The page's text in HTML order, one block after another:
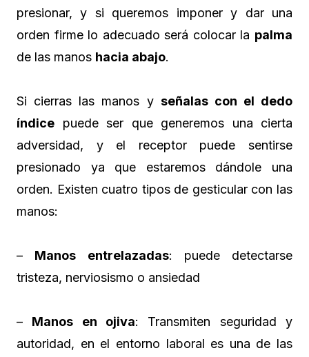
presionar, y si queremos imponer y dar una
orden firme lo adecuado será colocar la palma
de las manos hacia abajo.
Si cierras las manos y señalas con el dedo
índice puede ser que generemos una cierta
adversidad, y el receptor puede sentirse
presionado ya que estaremos dándole una
orden. Existen cuatro tipos de gesticular con las
manos:
– Manos entrelazadas: puede detectarse
tristeza, nerviosismo o ansiedad
– Manos en ojiva: Transmiten seguridad y
autoridad, en el entorno laboral es una de las